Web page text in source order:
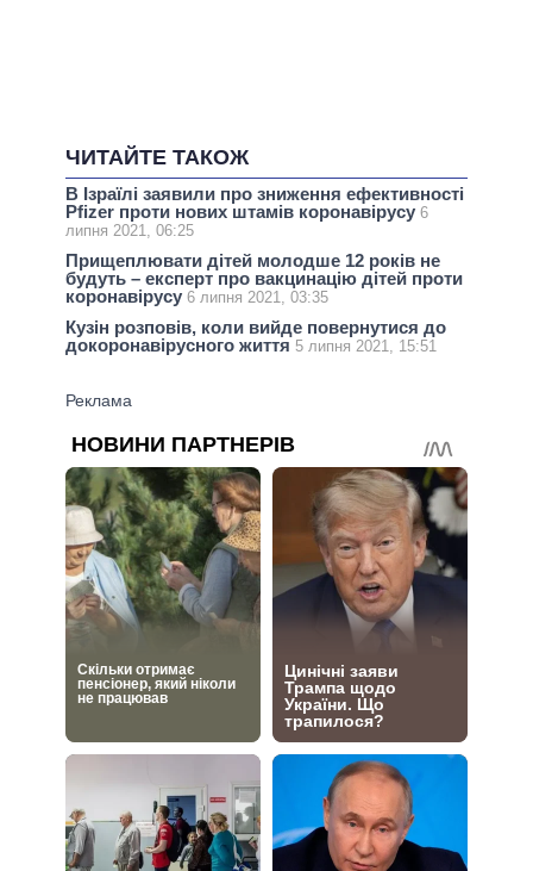
ЧИТАЙТЕ ТАКОЖ
В Ізраїлі заявили про зниження ефективності
Pfizer проти нових штамів коронавірусу 6
липня 2021, 06:25
Прищеплювати дітей молодше 12 років не
будуть – експерт про вакцинацію дітей проти
коронавірусу 6 липня 2021, 03:35
Кузін розповів, коли вийде повернутися до
докоронавірусного життя 5 липня 2021, 15:51